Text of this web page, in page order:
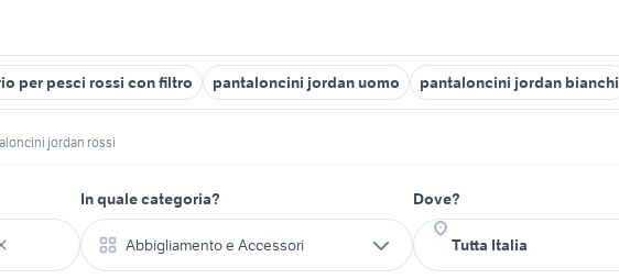
per pesci rossi con filtro pantaloncini jordan uomo pantaloncini jordan bianchi
jordan rossi
In quale categoria?
Abbigliamento e Accessori
Dove?